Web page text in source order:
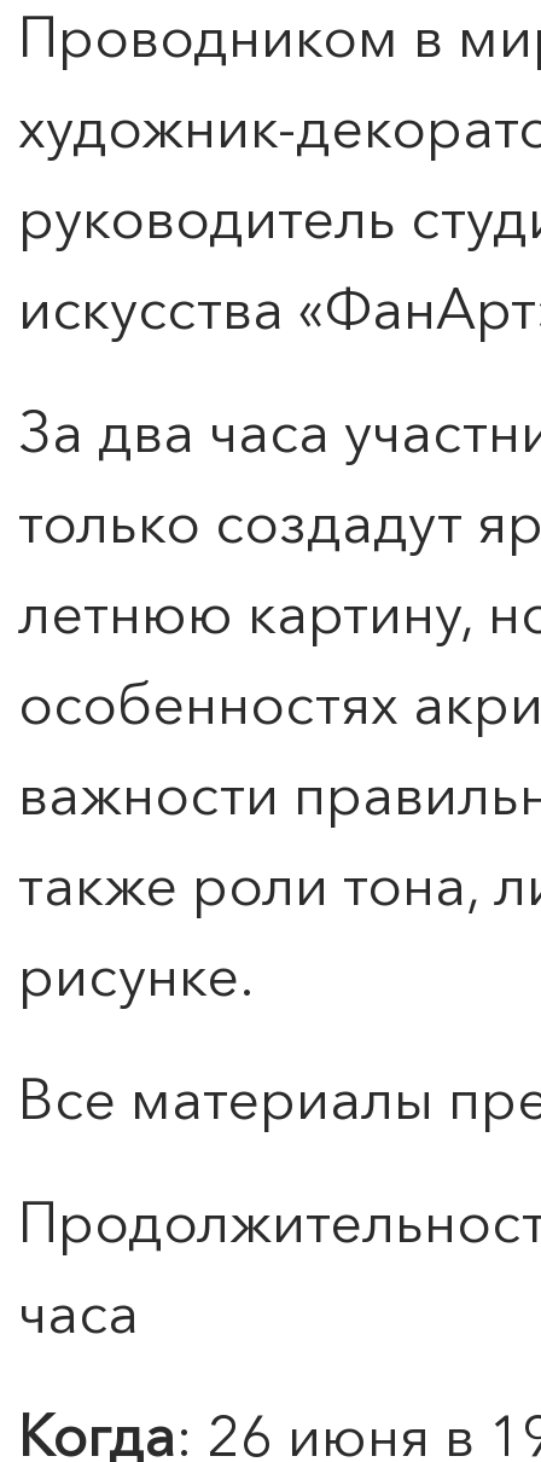
Проводником в
художник-
руководитель
искусства
За два часа
только создадут
летнюю картину,
особенностях
важности
также роли тона,
рисунке.
Все материалы
часа
Когда: 26 июня в
0">